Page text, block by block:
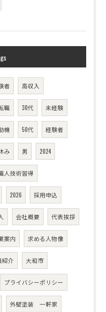
者 高収入
職 30代 未経験
機 50代 経験者
み 男 2024
人技術習得
2026 採用申込
会社概要 代表挨拶
案内 求める人物像
紹介 大和市
プライバシーポリシー
外壁塗装 一軒家